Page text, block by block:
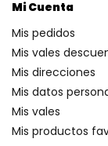
Mi Cuenta
Mis pedidos
Mis vales
Mis direcciones
Mis datos
Mis vales
Mis productos